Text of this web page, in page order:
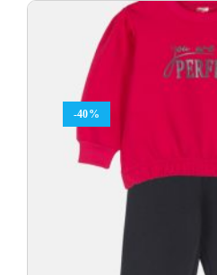
-40%